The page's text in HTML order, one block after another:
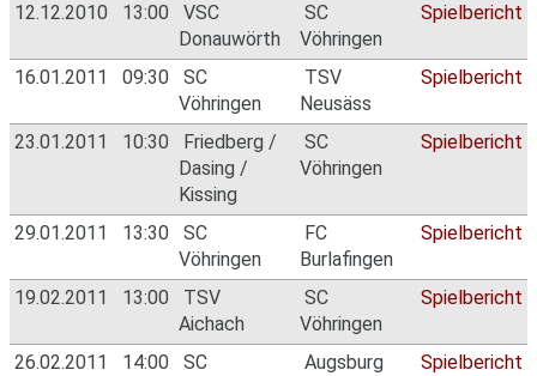
12.12.2010 13:00
VSC
Donauwörth
SC
Vöhringen
Spielbericht
16.01.2011 09:30
SC
Vöhringen
TSV
Neusäss
Spielbericht
23.01.2011 10:30
Friedberg /
Dasing /
Kissing
SC
Vöhringen
Spielbericht
29.01.2011 13:30
SC
Vöhringen
FC
Burlafingen
Spielbericht
19.02.2011 13:00
TSV
Aichach
SC
Vöhringen
Spielbericht
26.02.2011 14:00
SC
Augsburg
Spielbericht